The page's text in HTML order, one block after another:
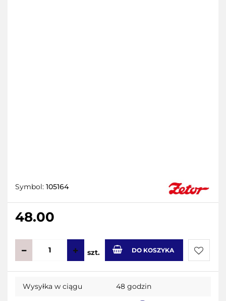
Symbol: 105164
48.00
szt. DO KOSZYKA
Do
Wysyłka w ciągu 48 godzin